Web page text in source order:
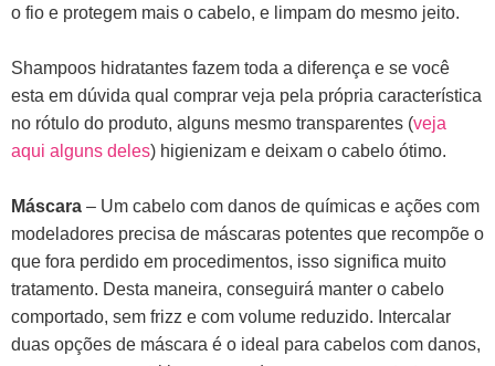
o fio e protegem mais o cabelo, e limpam do mesmo jeito.
Shampoos hidratantes fazem toda a diferença e se você
esta em dúvida qual comprar veja pela própria característica
no rótulo do produto, alguns mesmo transparentes (veja
aqui alguns deles) higienizam e deixam o cabelo ótimo.
Máscara – Um cabelo com danos de químicas e ações com
modeladores precisa de máscaras potentes que recompõe o
que fora perdido em procedimentos, isso significa muito
tratamento. Desta maneira, conseguirá manter o cabelo
comportado, sem frizz e com volume reduzido. Intercalar
duas opções de máscara é o ideal para cabelos com danos,